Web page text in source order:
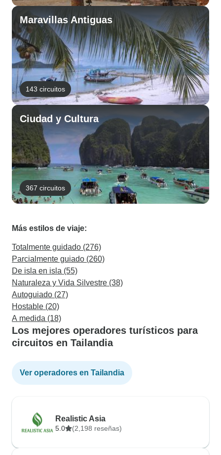
Maravillas Antiguas
143 circuitos
Ciudad y Cultura
367 circuitos
Más estilos de viaje:
Totalmente guidado (276)
Parcialmente guiado (260)
De isla en isla (55)
Naturaleza y Vida Silvestre (38)
Autoguiado (27)
Hostable (20)
A medida (18)
Los mejores operadores turísticos para
circuitos en Tailandia
Ver operadores en Tailandia
Realistic Asia
5.0 (2,198 reseñas)